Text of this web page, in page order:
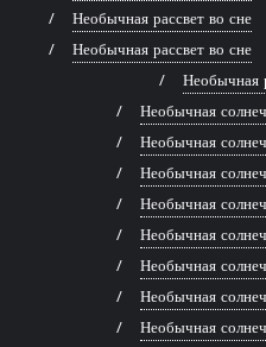
Необычная рассвет во сне
Необычная рассвет во сне
Необычная
Необычная
Необычная
Необычная
Необычная
Необычная
Необычная
Необычная
Необычная